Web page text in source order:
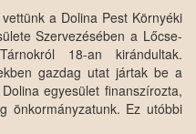
a Dolina Pest Környéki
Szervezésében a Lőcse-
18-an kirándultak.
gazdag utat jártak be a
egyesület finanszírozta,
önkormányzatunk. Ez utóbbi